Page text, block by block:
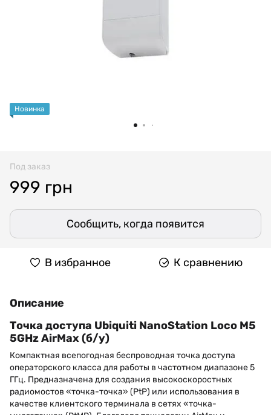
Новинка
Под заказ
999 грн
Сообщить, когда появится
В избранное К сравнению
Описание
Точка доступа Ubiquiti NanoStation Loco M5
5GHz AirMax (б/у)
Компактная всепогодная беспроводная точка доступа
операторского класса для работы в частотном диапазоне 5
ГГц. Предназначена для создания высокоскоростных
радиомостов «точка-точка» (PtP) или использования в
качестве клиентского терминала в сетях «точка-